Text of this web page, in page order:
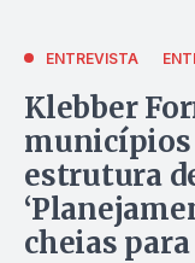
ENTREVISTA
Klebber
municípios
estrutura
cheias